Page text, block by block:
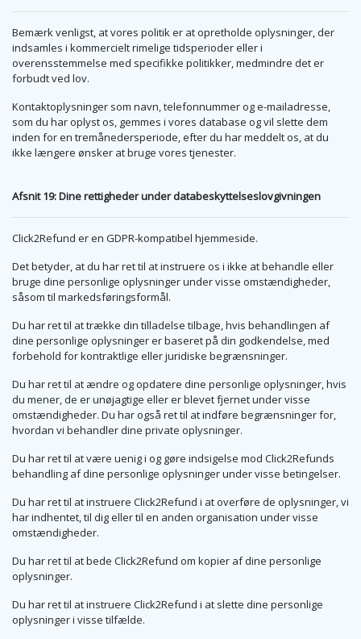
Bemærk venligst, at vores politik er at opretholde oplysninger, der
indsamles i kommercielt rimelige tidsperioder eller i
overensstemmelse med specifikke politikker, medmindre det er
forbudt ved lov.
Kontaktoplysninger som navn, telefonnummer og e-mailadresse,
som du har oplyst os, gemmes i vores database og vil slette dem
inden for en tremånedersperiode, efter du har meddelt os, at du
ikke længere ønsker at bruge vores tjenester.
Afsnit 19: Dine rettigheder under databeskyttelseslovgivningen
Click2Refund er en GDPR-kompatibel hjemmeside.
Det betyder, at du har ret til at instruere os i ikke at behandle eller
bruge dine personlige oplysninger under visse omstændigheder,
såsom til markedsføringsformål.
Du har ret til at trække din tilladelse tilbage, hvis behandlingen af
dine personlige oplysninger er baseret på din godkendelse, med
forbehold for kontraktlige eller juridiske begrænsninger.
Du har ret til at ændre og opdatere dine personlige oplysninger, hvis
du mener, de er unøjagtige eller er blevet fjernet under visse
omstændigheder. Du har også ret til at indføre begrænsninger for,
hvordan vi behandler dine private oplysninger.
Du har ret til at være uenig i og gøre indsigelse mod Click2Refunds
behandling af dine personlige oplysninger under visse betingelser.
Du har ret til at instruere Click2Refund i at overføre de oplysninger, vi
har indhentet, til dig eller til en anden organisation under visse
omstændigheder.
Du har ret til at bede Click2Refund om kopier af dine personlige
oplysninger.
Du har ret til at instruere Click2Refund i at slette dine personlige
oplysninger i visse tilfælde.